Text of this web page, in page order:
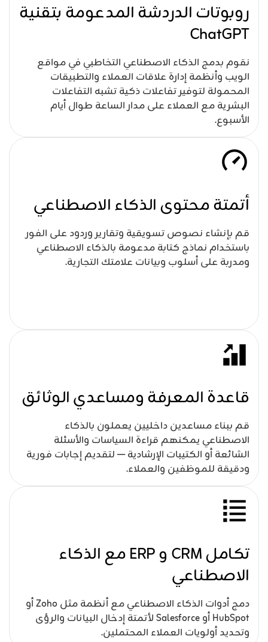
روبوتات الدردشة المدعومة بتقنية
ChatGPT
نقوم بدمج الذكاء الاصطناعي التخاطبي في مواقع
الويب وأنظمة إدارة علاقات العملاء والتطبيقات
المحمولة لتوفير تفاعلات ذكية تشبه التفاعلات
البشرية مع العملاء على مدار الساعة طوال أيام
الأسبوع.
أتمتة محتوى الذكاء الاصطناعي
قم بإنشاء نصوص تسويقية وتقارير وردود على الفور
باستخدام نماذج كتابة مدعومة بالذكاء الاصطناعي
ومدربة على أسلوب وبيانات علامتك التجارية.
قاعدة المعرفة ومساعدي الوثائق
قم ببناء مساعدين داخليين يعملون بالذكاء
الاصطناعي يمكنهم قراءة السياسات والأسئلة
الشائعة أو الكتيبات الإرشادية — لتقديم إجابات فورية
ودقيقة للموظفين والعملاء.
تكامل CRM و ERP مع الذكاء
الاصطناعي
دمج أدوات الذكاء الاصطناعي مع أنظمة مثل Zoho أو
HubSpot أو Salesforce لأتمتة إدخال البيانات والرؤى
وتحديد أولويات العملاء المحتملين.